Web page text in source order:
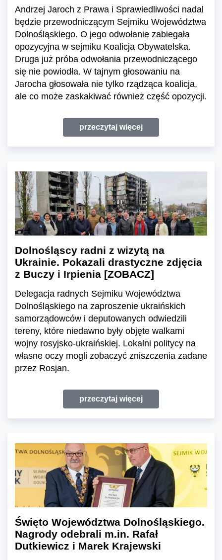
Andrzej Jaroch z Prawa i Sprawiedliwości nadal
będzie przewodniczącym Sejmiku Województwa
Dolnośląskiego. O jego odwołanie zabiegała
opozycyjna w sejmiku Koalicja Obywatelska.
Druga już próba odwołania przewodniczącego
się nie powiodła. W tajnym głosowaniu na
Jarocha głosowała nie tylko rządząca koalicja,
ale co może zaskakiwać również część opozycji.
przeczytaj więcej
Dolnośląscy radni z wizytą na
Ukrainie. Pokazali drastyczne zdjęcia
z Buczy i Irpienia [ZOBACZ]
Delegacja radnych Sejmiku Województwa
Dolnośląskiego na zaproszenie ukraińskich
samorządowców i deputowanych odwiedzili
tereny, które niedawno były objęte walkami
wojny rosyjsko-ukraińskiej. Lokalni politycy na
własne oczy mogli zobaczyć zniszczenia zadane
przez Rosjan.
przeczytaj więcej
Święto Województwa Dolnośląskiego.
Nagrody odebrali m.in. Rafał
Dutkiewicz i Marek Krajewski